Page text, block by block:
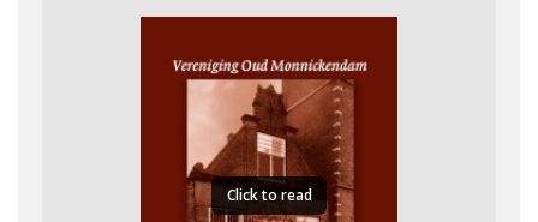
Click to read